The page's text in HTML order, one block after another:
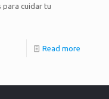
para cuidar tu
Read more